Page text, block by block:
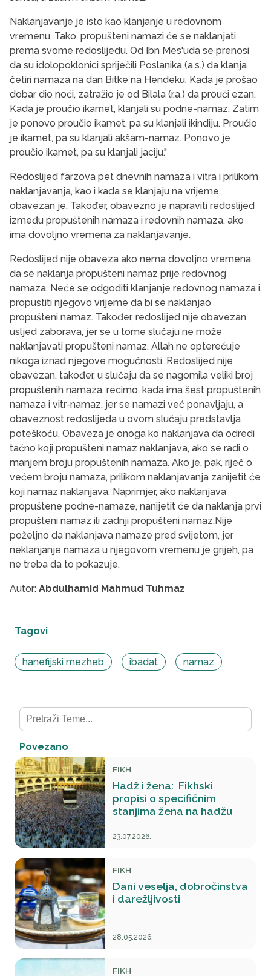
Naklanjavanje je isto kao klanjanje u redovnom
vremenu. Tako, propušteni namazi će se naklanjati
prema svome redoslijedu. Od Ibn Mes'uda se prenosi
da su idolopoklonici spriječili Poslanika (a.s.) da klanja
četiri namaza na dan Bitke na Hendeku. Kada je prošao
dobar dio noći, zatražio je od Bilala (r.a.) da prouči ezan.
Kada je proučio ikamet, klanjali su podne-namaz. Zatim
je ponovo proučio ikamet, pa su klanjali ikindiju. Proučio
je ikamet, pa su klanjali akšam-namaz. Ponovo je
proučio ikamet, pa su klanjali jaciju."
Redoslijed farzova pet dnevnih namaza i vitra i prilikom
naklanjavanja, kao i kada se klanjaju na vrijeme,
obavezan je. Također, obavezno je napraviti redoslijed
između propuštenih namaza i redovnih namaza, ako
ima dovoljno vremena za naklanjavanje.
Redoslijed nije obaveza ako nema dovoljno vremena
da se naklanja propušteni namaz prije redovnog
namaza. Neće se odgoditi klanjanje redovnog namaza i
propustiti njegovo vrijeme da bi se naklanjao
propušteni namaz. Također, redoslijed nije obavezan
usljed zaborava, jer se u tome slučaju ne može
naklanjavati propušteni namaz. Allah ne opterećuje
nikoga iznad njegove mogućnosti. Redoslijed nije
obavezan, također, u slučaju da se nagomila veliki broj
propuštenih namaza, recimo, kada ima šest propuštenih
namaza i vitr-namaz, jer se namazi već ponavljaju, a
obaveznost redoslijeda u ovom slučaju predstavlja
poteškoću. Obaveza je onoga ko naklanjava da odredi
tačno koji propušteni namaz naklanjava, ako se radi o
manjem broju propuštenih namaza. Ako je, pak, riječ o
većem broju namaza, prilikom naklanjavanja zanijetit će
koji namaz naklanjava. Naprimjer, ako naklanjava
propuštene podne-namaze, nanijetit će da naklanja prvi
propušteni namaz ili zadnji propušteni namaz.Nije
poželjno da naklanjava namaze pred svijetom, jer
neklanjanje namaza u njegovom vremenu je grijeh, pa
ne treba da to pokazuje.
Autor: Abdulhamid Mahmud Tuhmaz
Tagovi
hanefijski mezheb ibadat namaz
Povezano
FIKH
Hadž i žena: Fikhski
propisi o specifičnim
stanjima žena na hadžu
23.07.2026.
FIKH
Dani veselja, dobročinstva
i darežljivosti
28.05.2026.
FIKH